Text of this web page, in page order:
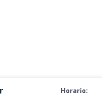
Horario: